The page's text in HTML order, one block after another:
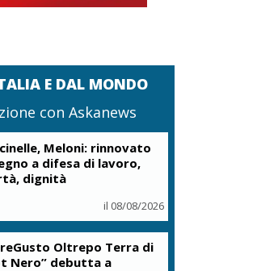
E DAL MONDO
con Askanews
Meloni: rinnovato
a difesa di lavoro,
dignità
il 08/08/2026
Oltrepo Terra di
Nero” debutta a